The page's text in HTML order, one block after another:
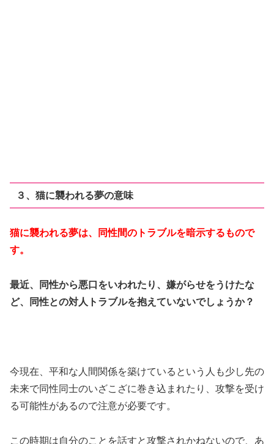
３、猫に襲われる夢の意味
猫に襲われる夢は、同性間のトラブルを暗示するもので
す。
最近、同性から悪口をいわれたり、嫌がらせをうけたな
ど、同性との対人トラブルを抱えていないでしょうか？
今現在、平和な人間関係を築けているという人も少し先の
未来で同性同士のいざこざに巻き込まれたり、攻撃を受け
る可能性があるので注意が必要です。
この時期は自分のことを話すと攻撃されかねないので、あ